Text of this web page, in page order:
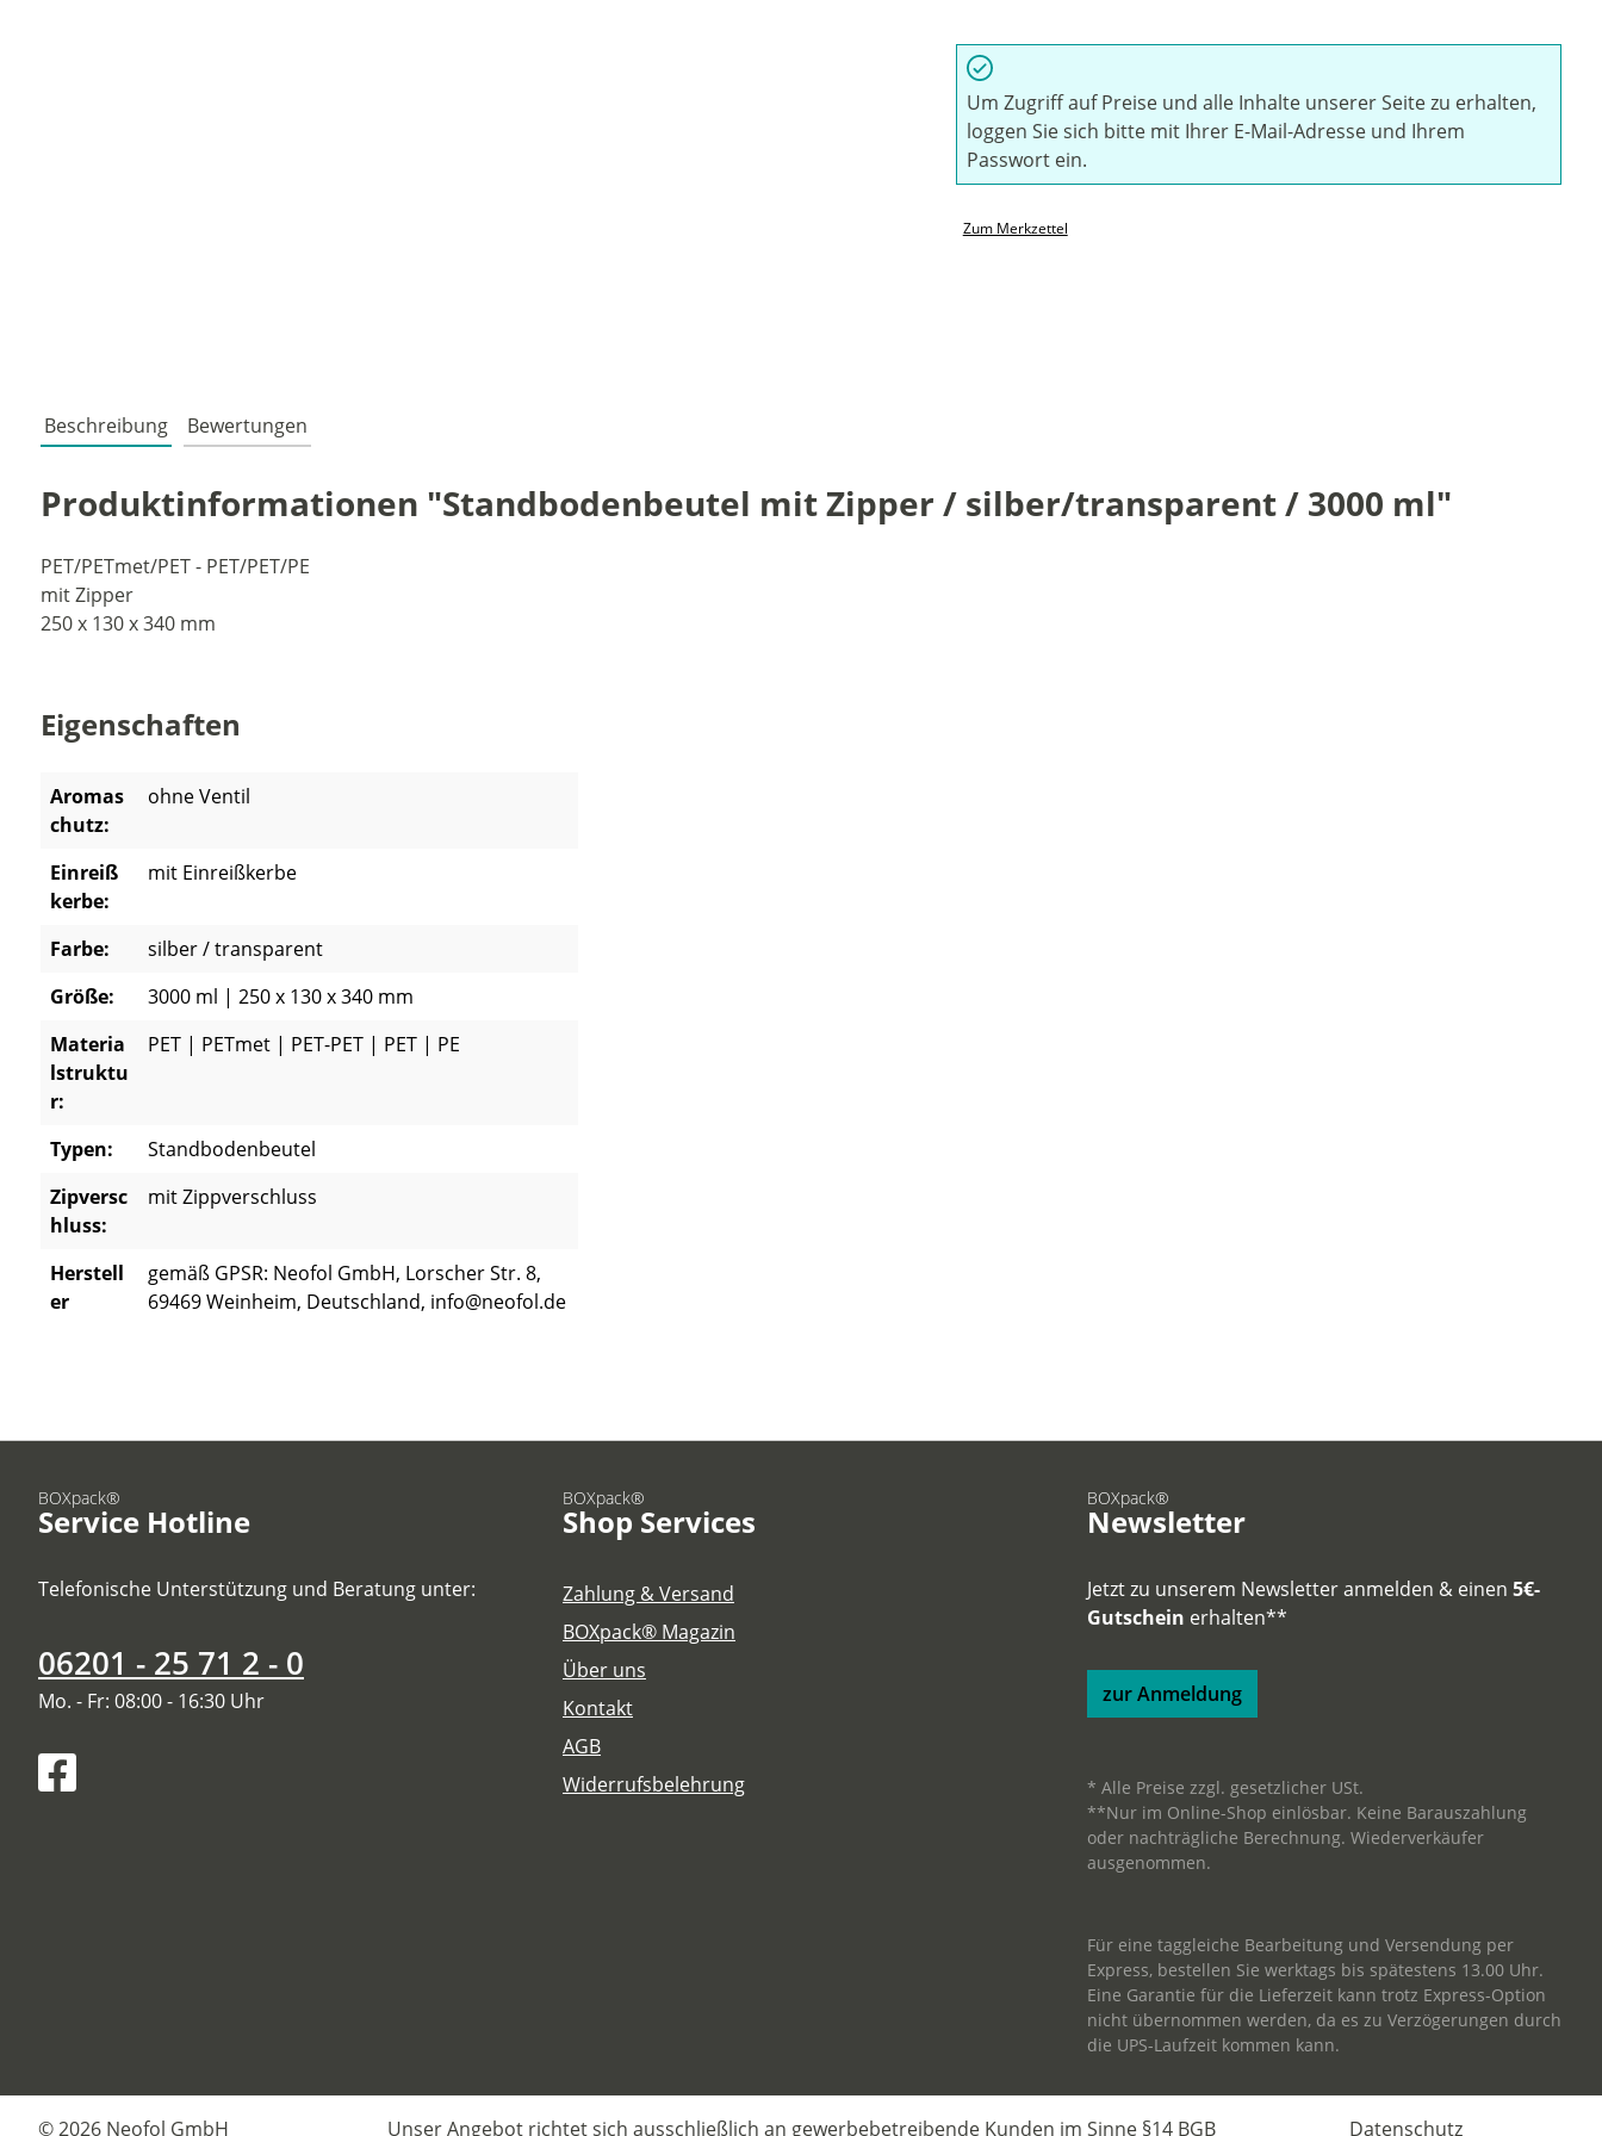
Um Zugriff auf Preise und alle Inhalte unserer Seite zu erhalten,
loggen Sie sich bitte mit Ihrer E-Mail-Adresse und Ihrem
Passwort ein.
Zum Merkzettel
Beschreibung Bewertungen
Produktinformationen "Standbodenbeutel mit Zipper / silber/transparent / 3000 ml"
PET/PETmet/PET - PET/PET/PE
mit Zipper
250 x 130 x 340 mm
Eigenschaften
Aromas
chutz:
ohne Ventil
Einreiß
kerbe:
mit Einreißkerbe
Farbe:
silber / transparent
Größe:
3000 ml | 250 x 130 x 340 mm
Materia
lstruktu
r:
PET | PETmet | PET-PET | PET | PE
Typen:
Standbodenbeutel
Zipversc
hluss:
mit Zippverschluss
Herstell
er
gemäß GPSR: Neofol GmbH, Lorscher Str. 8,
69469 Weinheim, Deutschland, info@neofol.de
BOXpack®
Service Hotline
Telefonische Unterstützung und Beratung unter:
06201 - 25 71 2 - 0
Mo. - Fr: 08:00 - 16:30 Uhr
BOXpack®
Shop Services
Zahlung & Versand
BOXpack® Magazin
Über uns
Kontakt
AGB
Widerrufsbelehrung
BOXpack®
Newsletter
Jetzt zu unserem Newsletter anmelden & einen 5€-
Gutschein erhalten**
zur Anmeldung
* Alle Preise zzgl. gesetzlicher USt.
**Nur im Online-Shop einlösbar. Keine Barauszahlung
oder nachträgliche Berechnung. Wiederverkäufer
ausgenommen.
Für eine taggleiche Bearbeitung und Versendung per
Express, bestellen Sie werktags bis spätestens 13.00 Uhr.
Eine Garantie für die Lieferzeit kann trotz Express-Option
nicht übernommen werden, da es zu Verzögerungen durch
die UPS-Laufzeit kommen kann.
© 2026 Neofol GmbH Unser Angebot richtet sich ausschließlich an gewerbebetreibende Kunden im Sinne §14 BGB Datenschutz